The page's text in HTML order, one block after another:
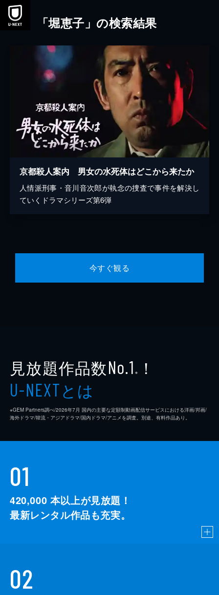
本文へスキップ
「堀恵子」の検索結果
京都殺人案内 男女の水死体はどこから来たか
人情派刑事・音川音次郎が執念の捜査で事件を解決し
ていくドラマシリーズ第6弾
今すぐ観る
見放題作品数No.1 ※ ！
U-NEXTとは
※GEM Partners調べ/2026年7⽉ 国内の主要な定額制動画配信サービスにおける洋画/邦画/
海外ドラマ/韓流・アジアドラマ/国内ドラマ/アニメを調査。別途、有料作品あり。
01
420,000 本以上が見放題！
最新レンタル作品も充実。
02